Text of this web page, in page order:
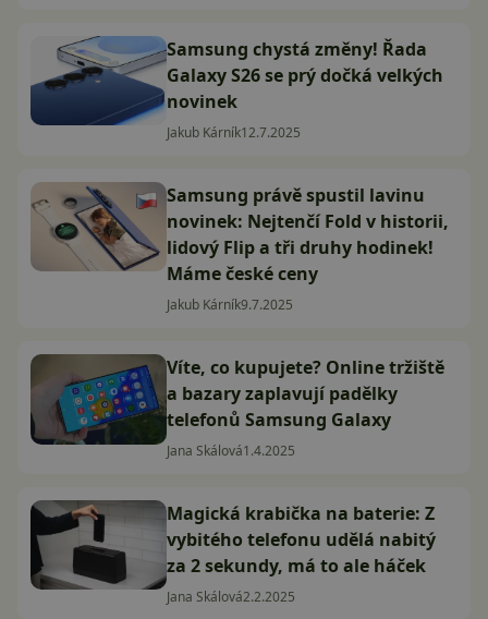
Samsung chystá změny! Řada
Galaxy S26 se prý dočká velkých
novinek
Jakub Kárník12.7.2025
Samsung právě spustil lavinu
novinek: Nejtenčí Fold v historii,
lidový Flip a tři druhy hodinek!
Máme české ceny
Jakub Kárník9.7.2025
Víte, co kupujete? Online tržiště
a bazary zaplavují padělky
telefonů Samsung Galaxy
Jana Skálová1.4.2025
Magická krabička na baterie: Z
vybitého telefonu udělá nabitý
za 2 sekundy, má to ale háček
Jana Skálová2.2.2025